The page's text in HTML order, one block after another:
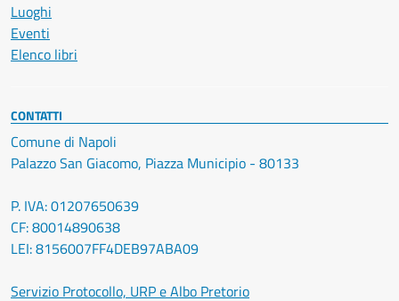
Luoghi
Eventi
Elenco libri
CONTATTI
Comune di Napoli
Palazzo San Giacomo, Piazza Municipio - 80133
P. IVA: 01207650639
CF: 80014890638
LEI: 8156007FF4DEB97ABA09
Servizio Protocollo, URP e Albo Pretorio